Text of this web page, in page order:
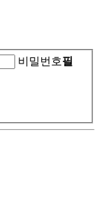
비밀번호필